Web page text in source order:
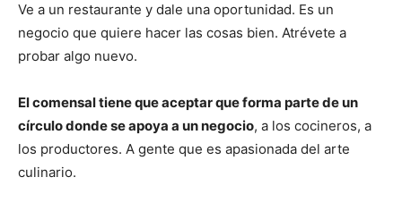
Ve a un restaurante y dale una oportunidad. Es un
negocio que quiere hacer las cosas bien. Atrévete a
probar algo nuevo.
El comensal tiene que aceptar que forma parte de un
círculo donde se apoya a un negocio, a los cocineros, a
los productores. A gente que es apasionada del arte
culinario.